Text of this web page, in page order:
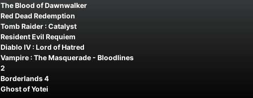
The Blood of Dawnwalker
Red Dead Redemption
Tomb Raider : Catalyst
Resident Evil Requiem
Diablo IV : Lord of Hatred
Vampire : The Masquerade - Bloodlines
2
Borderlands 4
Ghost of Yotei